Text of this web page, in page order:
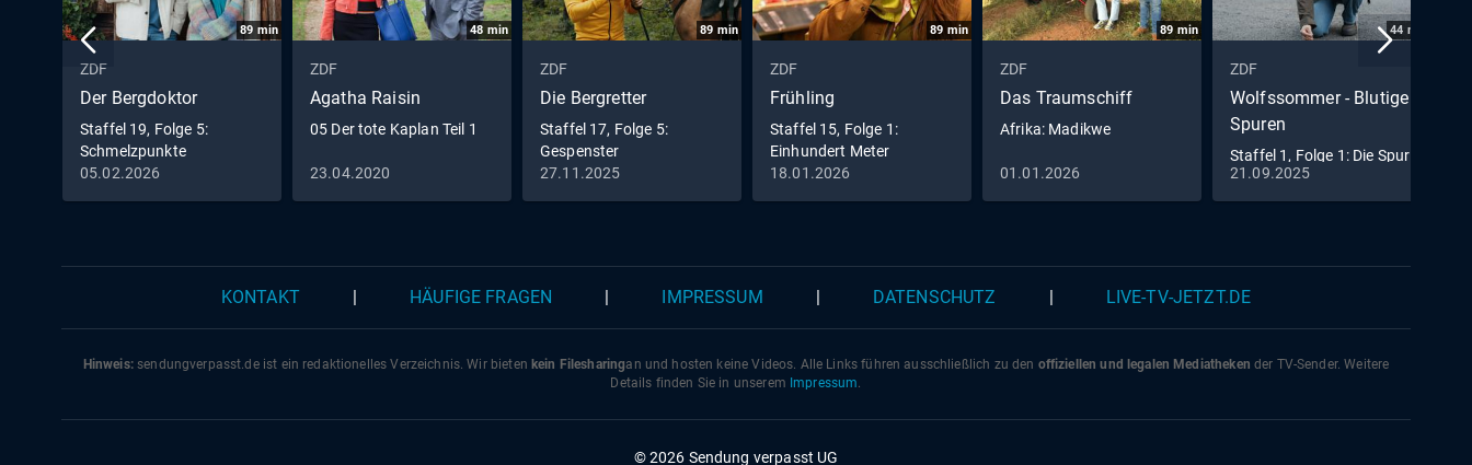
89 min
ZDF
Der Bergdoktor
Staffel 19, Folge 5:
Schmelzpunkte
05.02.2026
48 min
ZDF
Agatha Raisin
05 Der tote Kaplan Teil 1
23.04.2020
89 min
ZDF
Die Bergretter
Staffel 17, Folge 5:
Gespenster
27.11.2025
89 min
ZDF
Frühling
Staffel 15, Folge 1:
Einhundert Meter
18.01.2026
89min
ZDF
Das Traumschiff
Afrika: Madikwe
01.01.2026
44 min
ZDF
Wolfssommer - Blutige
Spuren
Staffel 1, Folge 1: Die Spur
der Wölfe
21.09.2025
KONTAKT HÄUFIGE FRAGEN IMPRESSUM DATENSCHUTZ LIVE-TV-JETZT.DE
Hinweis:sendungverpasst.deist ein redaktionelles Verzeichnis. Wir bieten kein Filesharingan und hosten keine Videos. Alle Links führen ausschließlich zu den offiziellen und legalen Mediatheken der TV-Sender. Weitere
Details finden Sie in unserem Impressum.
© 2026 Sendung verpasst UG